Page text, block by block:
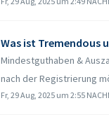
Was ist Tremendous
Mindestguthaben &
nach der Registrierung
Fr, 29 Aug, 2025 um 2:55